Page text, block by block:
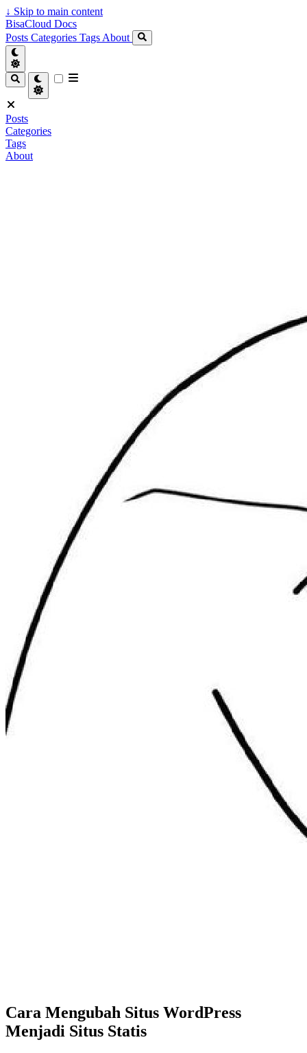
↓ Skip to main content
BisaCloud Docs
Posts Categories Tags About
Posts
Categories
Tags
About
Cara Mengubah Situs WordPress
Menjadi Situs Statis